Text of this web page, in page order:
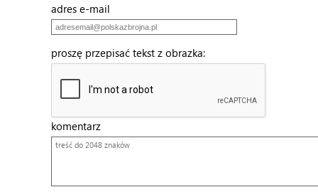
adres e-mail
proszę przepisać tekst z obrazka:
komentarz